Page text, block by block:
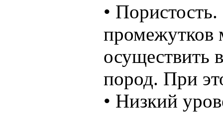
•
промежутков
осуществить
пород. При
• Низкий